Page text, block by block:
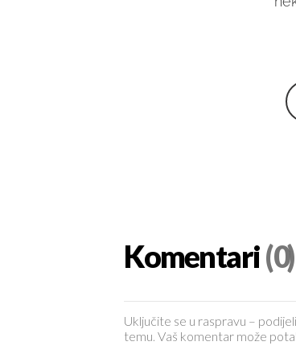
Komentari(0)
Uključite se u raspravu –
temu. Vaš komentar može